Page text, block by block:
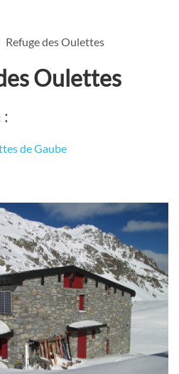
Refuge des Oulettes
Oulettes
:
de Gaube